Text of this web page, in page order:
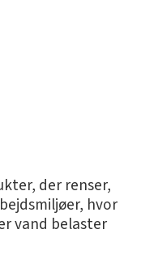
der renser,
hvor
vand belaster